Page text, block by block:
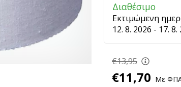
Διαθέσιμο
Εκτιμώμενη
12. 8. 2026 - 17. 8.
€13,95
€11,70 Με